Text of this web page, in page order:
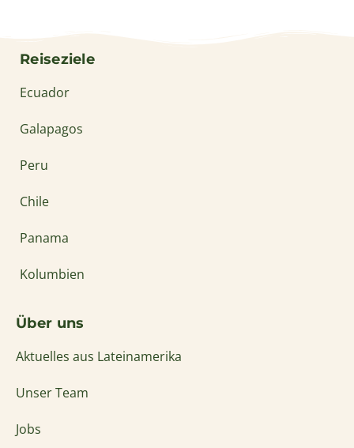
Reiseziele
Ecuador
Galapagos
Peru
Chile
Panama
Kolumbien
Über uns
Aktuelles aus Lateinamerika
Unser Team
Jobs